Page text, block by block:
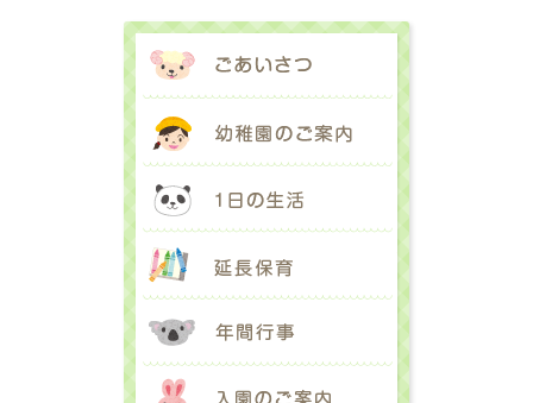
ごあいさつ
幼稚園のご案内